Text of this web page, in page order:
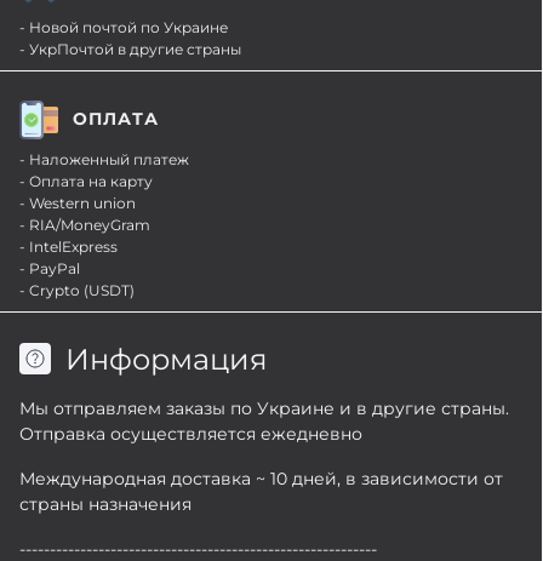
- Новой почтой по Украине
- УкрПочтой в другие страны
ОПЛАТА
- Наложенный платеж
- Оплата на карту
- Western union
- RIA/MoneyGram
- IntelExpress
- PayPal
- Crypto (USDT)
Информация
Мы отправляем заказы по Украине и в другие страны.
Отправка осуществляется ежедневно
Международная доставка ~ 10 дней, в зависимости от
страны назначения
-----------------------------------------------------------